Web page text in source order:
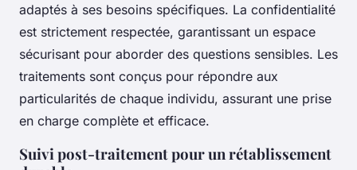
adaptés à ses besoins spécifiques. La confidentialité
est strictement respectée, garantissant un espace
sécurisant pour aborder des questions sensibles. Les
traitements sont conçus pour répondre aux
particularités de chaque individu, assurant une prise
en charge complète et efficace.
Suivi post-traitement pour un rétablissement